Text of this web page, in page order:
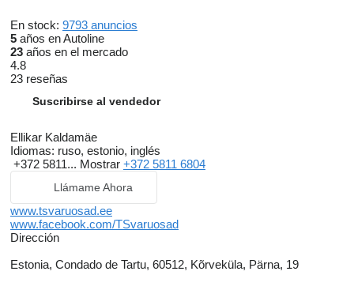
En stock: 9793 anuncios
5 años en Autoline
23 años en el mercado
4.8
23 reseñas
Suscribirse al vendedor
Ellikar Kaldamäe
Idiomas: ruso, estonio, inglés
+372 5811... Mostrar +372 5811 6804
Llámame Ahora
www.tsvaruosad.ee
www.facebook.com/TSvaruosad
Dirección
Estonia, Condado de Tartu, 60512, Kõrveküla, Pärna, 19